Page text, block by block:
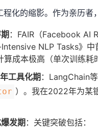
程化的缩影。作为亲历者
：FAIR（Facebook AI
NLP Tasks》中
算成本极高（单次训练耗
工具化期 ：LangChain
）。我在2022年为某
发期 ：关键突破包括：